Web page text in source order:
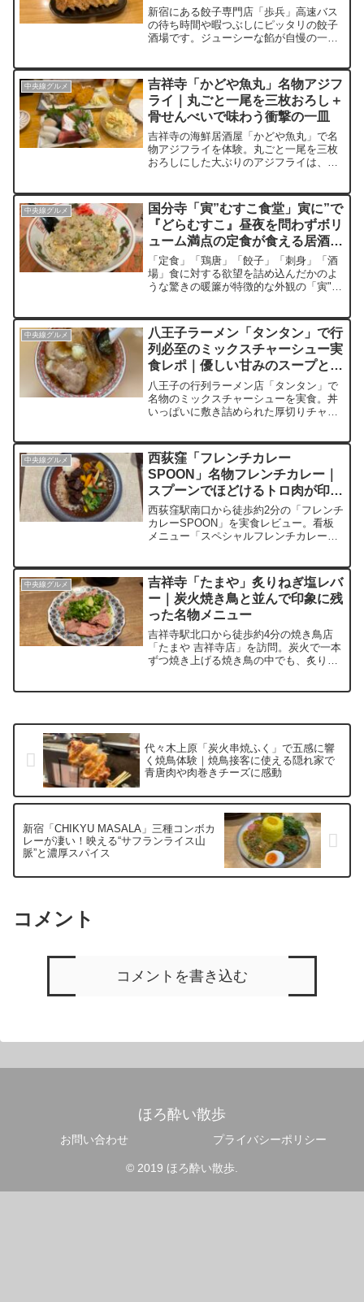
クリ
新宿にある餃子専門店「歩兵」高速バス
の待ち時間や暇つぶしにピッタリの餃子
酒場です。ジューシーな餡が自慢の一口
く、包みたての手作りの焼き餃子やはも
ちろん、一品料理の「秘密の唐揚げ」な
どおつまみも充実。新宿の隠れた名店
「歩兵」で絶品餃子を堪能ください。
中央線グルメ
吉祥寺「かどや魚丸」名物アジフ
ライ｜丸ごと一尾を三枚おろし＋
骨せんべいで味わう衝撃の一皿
吉祥寺の海鮮居酒屋「かどや魚丸」で名
物アジフライを体験。丸ごと一尾を三枚
おろしにした大ぶりのアジフライは、揚
ら尾まで楽しめる一皿だった。刺身盛り
合わせも1人前1000円とは思えない豪華
さ。吉祥寺で刺身、美味しい魚料理、居
酒屋飲みを探している人に刺さる一軒。
東口・ヨドバシ裏エリアで夜飲みにもお
すすめ。
中央線グルメ
国分寺「寅”むすこ食堂」寅に”で
『どらむすこ』昼夜を問わずボリ
ューム満点の定食が食える居酒
屋！
「定食」「鶏唐」「餃子」「刺身」「酒
場」食に対する欲望を詰め込んだかのよ
うな驚きの暖簾が特徴的な外観の「寅"む
たす人気店です。料理はどれもボリュー
ム満点！お腹を空かせて来店することを
おすすめします（笑）
中央線グルメ
八王子ラーメン「タンタン」で行
列必至のミックスチャーシュー実
食レポ｜優しい甘みのスープと厚
切り肉の衝撃
八王子の行列ラーメン店「タンタン」で
名物のミックスチャーシューを実食。丼
いっぱいに敷き詰められた厚切りチャー
よりも優しい甘みが際立つスープは、複
雑で奥深い味わい。柔らかめの中太麺が
しっかりとスープを絡め、食べ進めるほ
どに清涼感と旨みが増していく名店
中央線グルメ
西荻窪「フレンチカレー
SPOON」名物フレンチカレー｜
スプーンでほどけるトロ肉が印象
に残った一皿
西荻窪駅南口から徒歩約2分の「フレンチ
カレーSPOON」を実食レビュー。看板
メニュー「スペシャルフレンチカレー」
の香りが重なり合う一皿でした。自家製
ラッシーの濃厚な味わいも紹介。実際に
訪れた日時や待ち時間、提供時間、店内
の雰囲気、現金払いのみの注意点まで、
体験したことだけを詳しくまとめていま
す。西荻窪ランチや中央線カレーを探し
ている方の参考になれば幸いです。
中央線グルメ
吉祥寺「たまや」炙りねぎ塩レバ
ー｜炭火焼き鳥と並んで印象に残
った名物メニュー
吉祥寺駅北口から徒歩約4分の焼き鳥店
「たまや 吉祥寺店」を訪問。炭火で一本
ずつ焼き上げる焼き鳥の中でも、炙りね
ト・飲み会で利用しやすいかまで、実際
ス席はペット同伴にも対応しているた
め、吉祥寺で焼き鳥店選びに迷っている
方の参考になる内容です。
代々木上原「炭火串焼ふく」で五感に響
く焼鳥体験｜焼鳥接客に使える隠れ家で
青唐肉や肉巻きチーズに感動
新宿「CHIKYU MASALA」三種コンボカ
レーが凄い！映える“サフランライス山
脈”と濃厚スパイス
コメント
コメントを書き込む
ほろ酔い散歩
お問い合わせ プライバシーポリシー
© 2019 ほろ酔い散歩.